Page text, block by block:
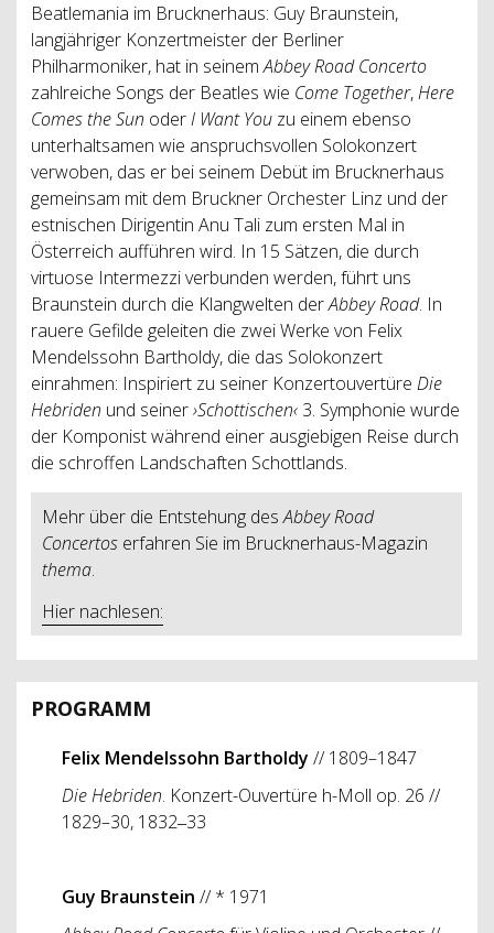
Beatlemania im Brucknerhaus: Guy Braunstein,
langjähriger Konzertmeister der Berliner
Philharmoniker, hat in seinemAbbey Road Concerto
zahlreiche Songs der Beatles wie Come Together,Here
Comes the Sun oderI Want You zu einem ebenso
unterhaltsamen wie anspruchsvollen Solokonzert
verwoben, das er bei seinem Debüt im Brucknerhaus
gemeinsam mit dem Bruckner Orchester Linz und der
estnischen Dirigentin Anu Tali zum ersten Mal in
Österreich aufführen wird. In 15 Sätzen, die durch
virtuose Intermezzi verbunden werden, führt uns
Braunstein durch die Klangwelten derAbbey Road. In
rauere Gefilde geleiten die zwei Werke von Felix
Mendelssohn Bartholdy, die das Solokonzert
einrahmen: Inspiriert zu seiner Konzertouvertüre Die
Hebriden und seiner›Schottischen‹ 3. Symphonie wurde
der Komponist während einer ausgiebigen Reise durch
die schroffen Landschaften Schottlands.
Mehr über die Entstehung desAbbey Road
Concertos erfahren Sie im Brucknerhaus-Magazin
thema.
Hier nachlesen:
PROGRAMM
Felix Mendelssohn Bartholdy // 1809–1847
Die Hebriden. Konzert-Ouvertüre h-Moll op. 26 //
1829–30, 1832‒33
Guy Braunstein // * 1971